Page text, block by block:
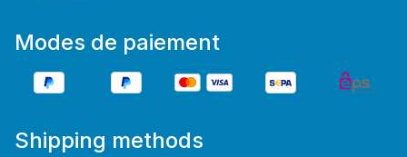
Modes de paiement
Shipping methods